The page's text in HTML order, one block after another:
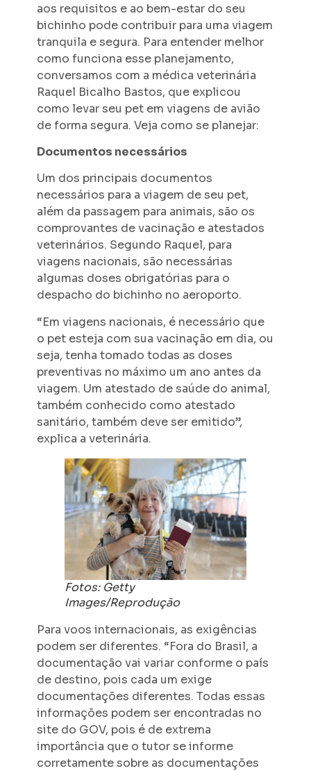
aos requisitos e ao bem-estar do seu
bichinho pode contribuir para uma viagem
tranquila e segura. Para entender melhor
como funciona esse planejamento,
conversamos com a médica veterinária
Raquel Bicalho Bastos, que explicou
como levar seu pet em viagens de avião
de forma segura. Veja como se planejar:
Documentos necessários
Um dos principais documentos
necessários para a viagem de seu pet,
além da passagem para animais, são os
comprovantes de vacinação e atestados
veterinários. Segundo Raquel, para
viagens nacionais, são necessárias
algumas doses obrigatórias para o
despacho do bichinho no aeroporto.
“Em viagens nacionais, é necessário que
o pet esteja com sua vacinação em dia, ou
seja, tenha tomado todas as doses
preventivas no máximo um ano antes da
viagem. Um atestado de saúde do animal,
também conhecido como atestado
sanitário, também deve ser emitido”,
explica a veterinária.
Fotos: Getty
Images/Reprodução
Para voos internacionais, as exigências
podem ser diferentes. “Fora do Brasil, a
documentação vai variar conforme o país
de destino, pois cada um exige
documentações diferentes. Todas essas
informações podem ser encontradas no
site do GOV, pois é de extrema
importância que o tutor se informe
corretamente sobre as documentações